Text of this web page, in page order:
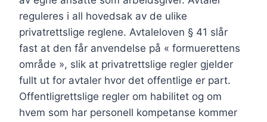
reguleres i all hovedsak av de ulike
privatrettslige reglene. Avtaleloven § 41 slår
fast at den får anvendelse på « formuerettens
område », slik at privatrettslige regler gjelder
fullt ut for avtaler hvor det offentlige er part.
Offentligrettslige regler om habilitet og om
hvem som har personell kompetanse kommer